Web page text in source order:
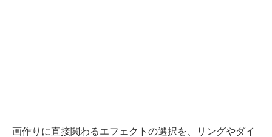
画作りに直接関わるエフェクトの選択を、リングやダイ